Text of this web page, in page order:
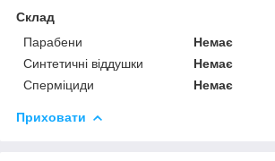
Склад
Парабени
Немає
Синтетичні віддушки
Немає
Сперміциди
Немає
Приховати